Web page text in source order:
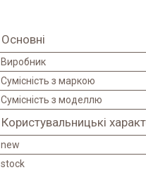
Основні
Виробник
Сумісність з маркою
Сумісність з моделлю
Користувальницькі
new
stock